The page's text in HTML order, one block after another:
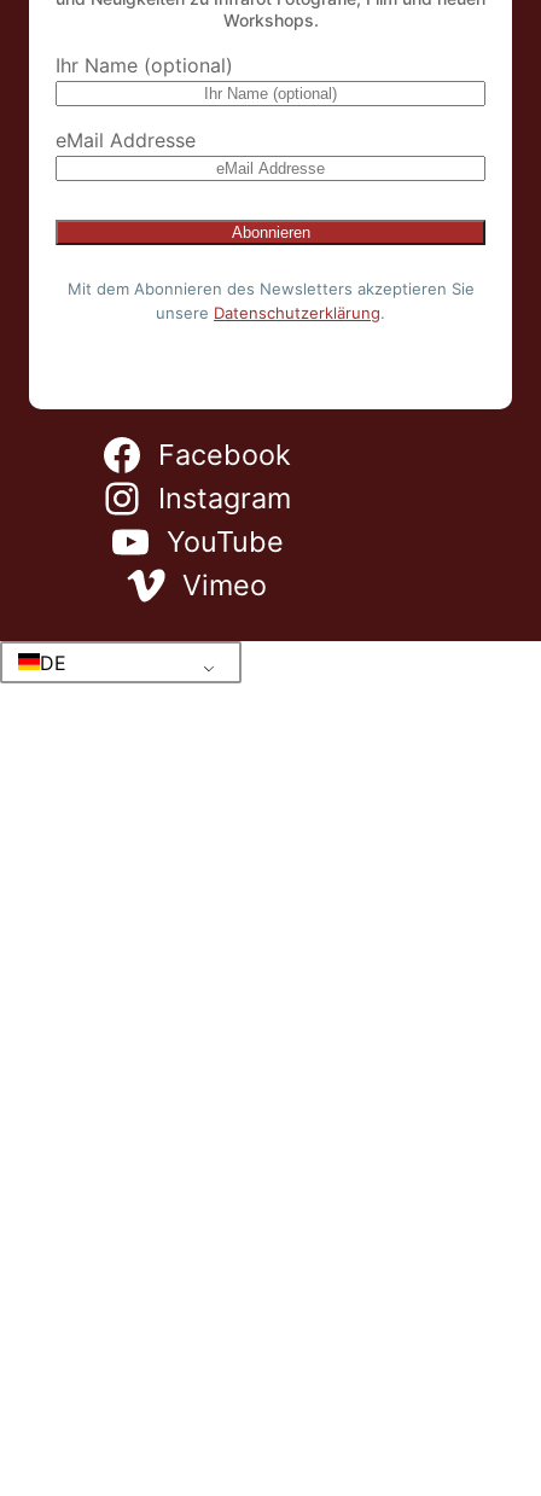
Workshops.
Ihr Name (optional)
eMail Addresse
Mit dem Abonnieren des Newsletters akzeptieren Sie
unsere Datenschutzerklärung.
Facebook
Instagram
YouTube
Vimeo
DE